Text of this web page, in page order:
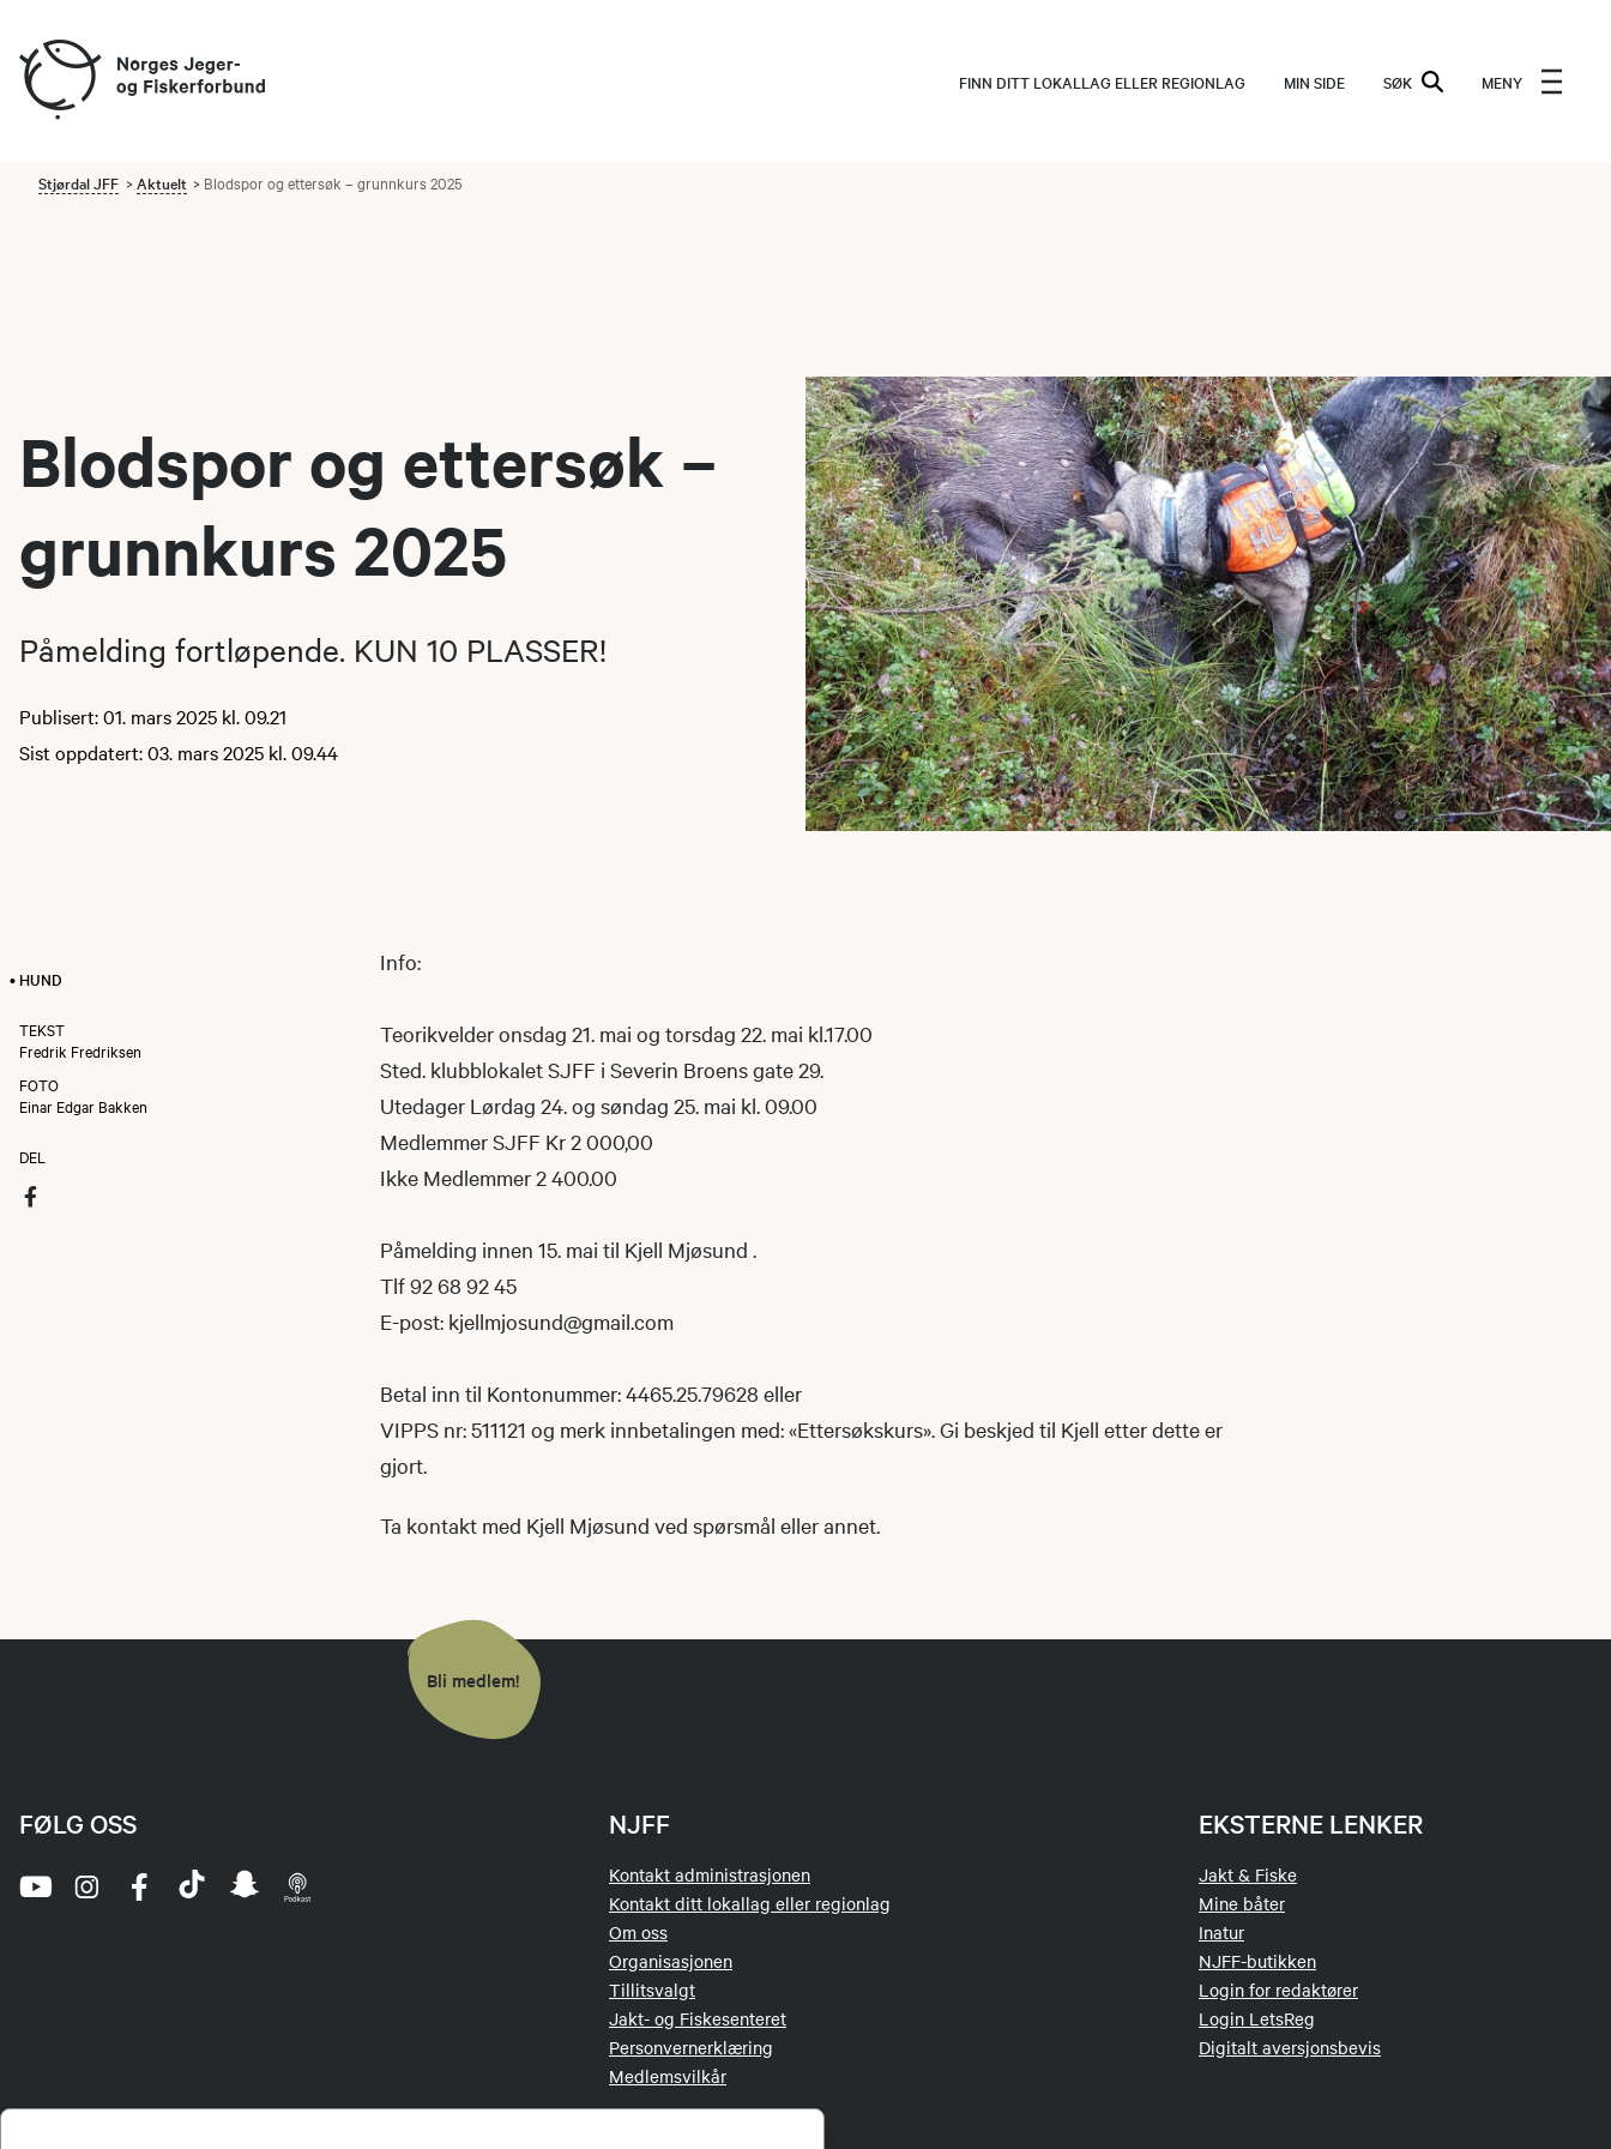
FINN DITT LOKALLAG ELLER REGIONLAG MIN SIDE SØK MENY
Stjørdal JFF Aktuelt Blodspor og ettersøk – grunnkurs 2025
Blodspor og ettersøk –
grunnkurs 2025
Påmelding fortløpende. KUN 10 PLASSER!
Publisert: 01. mars 2025 kl. 09.21
Sist oppdatert: 03. mars 2025 kl. 09.44
• HUND
TEKST
Fredrik Fredriksen
FOTO
Einar Edgar Bakken
DEL
Info:
Teorikvelder onsdag 21. mai og torsdag 22. mai kl.17.00
Sted. klubblokalet SJFF i Severin Broens gate 29.
Utedager Lørdag 24. og søndag 25. mai kl. 09.00
Medlemmer SJFF Kr 2 000,00
Ikke Medlemmer 2 400.00
Påmelding innen 15. mai til Kjell Mjøsund .
Tlf 92 68 92 45
E-post: kjellmjosund@gmail.com
Betal inn til Kontonummer: 4465.25.79628 eller
VIPPS nr: 511121 og merk innbetalingen med: «Ettersøkskurs». Gi beskjed til Kjell etter dette er
gjort.
Ta kontakt med Kjell Mjøsund ved spørsmål eller annet.
Bli medlem!
NJFF
Kontakt administrasjonen
Kontakt ditt lokallag eller regionlag
Om oss
Organisasjonen
Tillitsvalgt
Jakt- og Fiskesenteret
Personvernerklæring
Medlemsvilkår
EKSTERNE LENKER
Jakt & Fiske
Mine båter
Inatur
NJFF-butikken
Login for redaktører
Login LetsReg
Digitalt aversjonsbevis
FØLG OSS